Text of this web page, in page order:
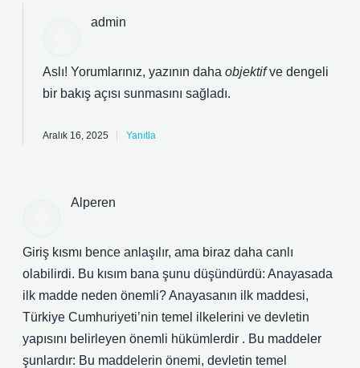
admin
Aslı! Yorumlarınız, yazının daha objektifve dengeli
bir bakış açısı sunmasını sağladı.
Aralık 16, 2025 Yanıtla
Alperen
Giriş kısmı bence anlaşılır, ama biraz daha canlı
olabilirdi. Bu kısım bana şunu düşündürdü: Anayasada
ilk madde neden önemli? Anayasanın ilk maddesi,
Türkiye Cumhuriyeti’nin temel ilkelerini ve devletin
yapısını belirleyen önemli hükümlerdir . Bu maddeler
şunlardır: Bu maddelerin önemi, devletin temel